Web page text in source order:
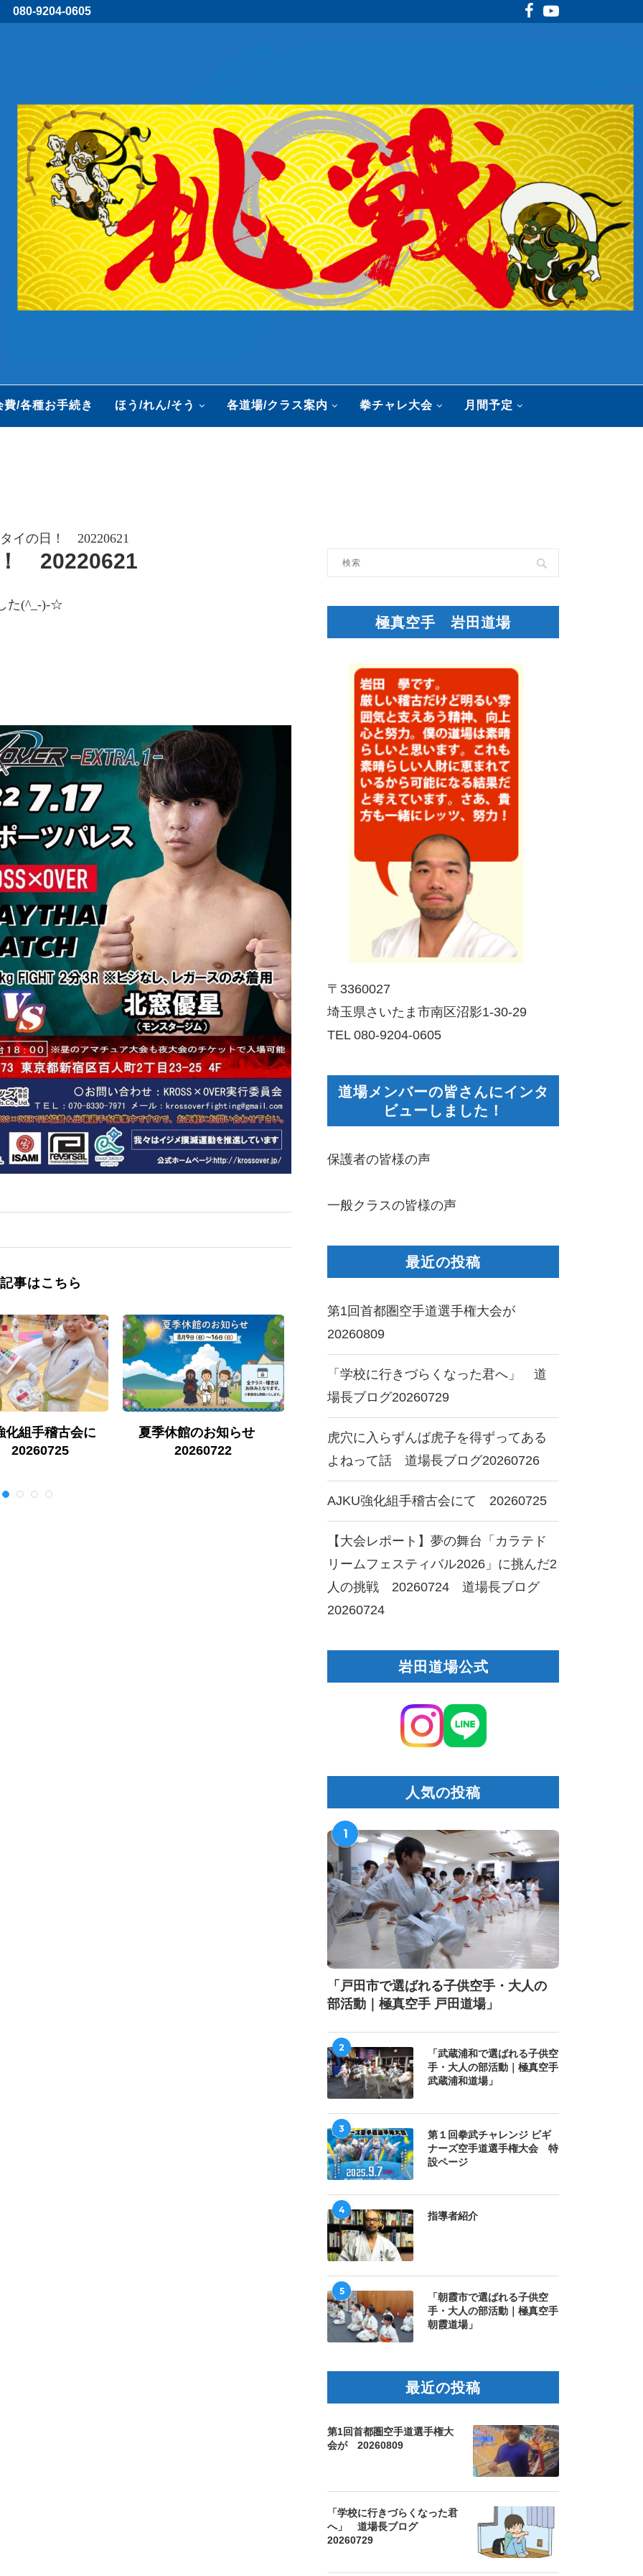
080-9204-0605
費/各種お手続き ほう/れん/そう 各道場/クラス案内 拳チャレ大会 月間予定
イの日！ 20220621
20220621
た(^_-)-☆
事はこちら
化組手稽古会に
20260725
夏季休館のお知らせ
20260722
2026廣重杯が 20260720
勇士會館 東京都選抜大会
極真空手 岩田道場
〒3360027
埼玉県さいたま市南区沼影1-30-29
TEL 080-9204-0605
道場メンバーの皆さんにインタ
ビューしました！
保護者の皆様の声
一般クラスの皆様の声
最近の投稿
第1回首都圏空手道選手権大会が
20260809
「学校に行きづらくなった君へ」 道
場長ブログ20260729
虎穴に入らずんば虎子を得ずってある
よねって話 道場長ブログ20260726
AJKU強化組手稽古会にて 20260725
【大会レポート】夢の舞台「カラテド
リームフェスティバル2026」に挑んだ2
人の挑戦 20260724 道場長ブログ
20260724
岩田道場公式
人気の投稿
1
「戸田市で選ばれる子供空手・大人の
部活動｜極真空手 戸田道場」
2
「武蔵浦和で選ばれる子供空
手・大人の部活動｜極真空手
武蔵浦和道場」
3
第１回拳武チャレンジ ビギ
ナーズ空手道選手権大会 特
設ページ
4
指導者紹介
5
「朝霞市で選ばれる子供空
手・大人の部活動｜極真空手
朝霞道場」
最近の投稿
第1回首都圏空手道選手権大
会が 20260809
「学校に行きづらくなった君
へ」 道場長ブログ
20260729